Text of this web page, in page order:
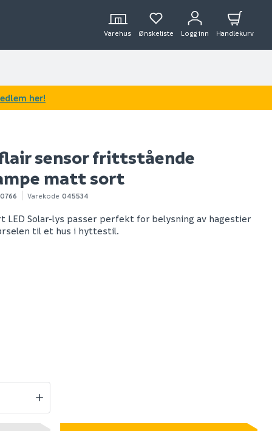
Varehus Ønskeliste Logg inn Handlekurv
sensor frittstående
matt sort
Varekode 045534
LED Solar-lys passer perfekt for belysning av hagestier
til et hus i hyttestil.
her!